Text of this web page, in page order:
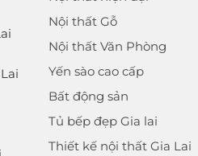
Nội thất Gỗ
Nội thất Văn Phòng
Yến sào cao cấp
Bất động sản
Tủ bếp đẹp Gia lai
Thiết kế nội thất Gia Lai